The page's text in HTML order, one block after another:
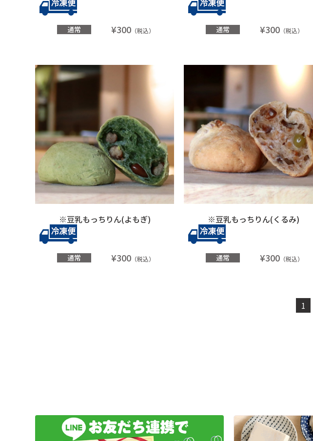
通常 ¥300 （税込） 通常 ¥300 （税込）
※豆乳もっちりん(よもぎ)
通常 ¥300 （税込）
※豆乳もっちりん(くるみ)
通常 ¥300 （税込）
1